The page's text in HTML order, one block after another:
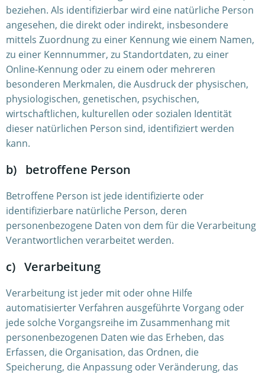
beziehen. Als identifizierbar wird eine natürliche Person
angesehen, die direkt oder indirekt, insbesondere
mittels Zuordnung zu einer Kennung wie einem Namen,
zu einer Kennnummer, zu Standortdaten, zu einer
Online-Kennung oder zu einem oder mehreren
besonderen Merkmalen, die Ausdruck der physischen,
physiologischen, genetischen, psychischen,
wirtschaftlichen, kulturellen oder sozialen Identität
dieser natürlichen Person sind, identifiziert werden
kann.
b) betroffene Person
Betroffene Person ist jede identifizierte oder
identifizierbare natürliche Person, deren
personenbezogene Daten von dem für die Verarbeitung
Verantwortlichen verarbeitet werden.
c) Verarbeitung
Verarbeitung ist jeder mit oder ohne Hilfe
automatisierter Verfahren ausgeführte Vorgang oder
jede solche Vorgangsreihe im Zusammenhang mit
personenbezogenen Daten wie das Erheben, das
Erfassen, die Organisation, das Ordnen, die
Speicherung, die Anpassung oder Veränderung, das